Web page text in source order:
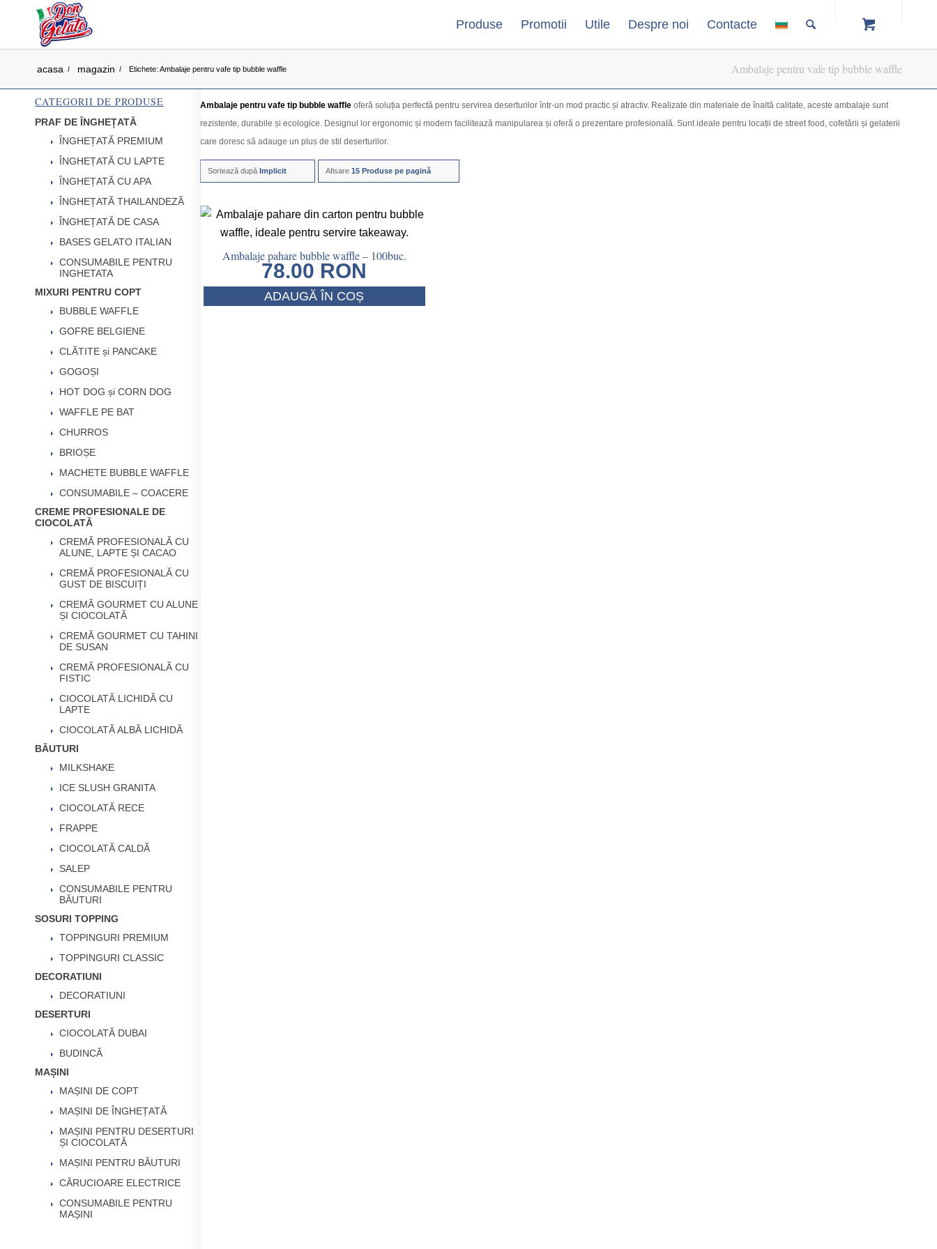
Produse Promotii Utile Despre noi Contacte
Ambalaje pentru vafe tip bubble waffle
acasa / magazin / Etichete: Ambalaje pentru vafe tip bubble waffle
Ambalaje pentru vafe tip bubble waffleoferă soluția perfectă pentru servirea deserturilor într-un mod practic și atractiv. Realizate din materiale de înaltă calitate, aceste ambalaje sunt
rezistente, durabile și ecologice. Designul lor ergonomic și modern facilitează manipularea și oferă o prezentare profesională. Sunt ideale pentru locații de street food, cofetării și gelaterii
care doresc să adauge un plus de stil deserturilor.
Sortează după Implicit Afisare 15 Produse pe pagină
Ambalaje pahare bubble waffle – 100buc.
78.00 RON
ADAUGĂ ÎN COȘ
CATEGORII DE PRODUSE
PRAF DE ÎNGHEȚATĂ
ÎNGHEȚATĂ PREMIUM
ÎNGHEȚATĂ CU LAPTE
ÎNGHEȚATĂ CU APA
ÎNGHEȚATĂ THAILANDEZĂ
ÎNGHEȚATĂ DE CASA
BASES GELATO ITALIAN
CONSUMABILE PENTRU
INGHETATA
MIXURI PENTRU COPT
BUBBLE WAFFLE
GOFRE BELGIENE
CLĂTITE și PANCAKE
GOGOȘI
HOT DOG și CORN DOG
WAFFLE PE BAT
CHURROS
BRIOȘE
MACHETE BUBBLE WAFFLE
CONSUMABILE – COACERE
CREME PROFESIONALE DE
CIOCOLATĂ
CREMĂ PROFESIONALĂ CU
ALUNE, LAPTE ȘI CACAO
CREMĂ PROFESIONALĂ CU
GUST DE BISCUIȚI
CREMĂ GOURMET CU ALUNE
ȘI CIOCOLATĂ
CREMĂ GOURMET CU TAHINI
DE SUSAN
CREMĂ PROFESIONALĂ CU
FISTIC
CIOCOLATĂ LICHIDĂ CU
LAPTE
CIOCOLATĂ ALBĂ LICHIDĂ
BĂUTURI
MILKSHAKE
ICE SLUSH GRANITA
CIOCOLATĂ RECE
FRAPPE
CIOCOLATĂ CALDĂ
SALEP
CONSUMABILE PENTRU
BĂUTURI
SOSURI TOPPING
TOPPINGURI PREMIUM
TOPPINGURI CLASSIC
DECORATIUNI
DECORATIUNI
DESERTURI
CIOCOLATĂ DUBAI
BUDINCĂ
MAȘINI
MAȘINI DE COPT
MAȘINI DE ÎNGHEȚATĂ
MAȘINI PENTRU DESERTURI
ȘI CIOCOLATĂ
MAȘINI PENTRU BĂUTURI
CĂRUCIOARE ELECTRICE
CONSUMABILE PENTRU
MAȘINI